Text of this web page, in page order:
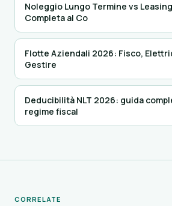
Noleggio Lungo Termine vs
Completa al Co
Flotte Aziendali 2026: Fisco,
Gestire
Deducibilità NLT 2026: guida
regime fiscal
CORRELATE